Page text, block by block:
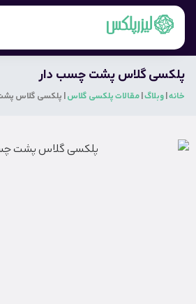
پلکسی گلاس پشت چسب دار
خانه وبلاگ مقالات پلکسی گلاس پلکسی گلاس